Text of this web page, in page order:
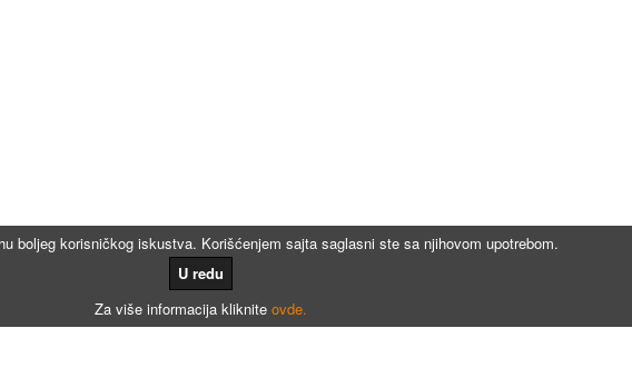
boljeg korisničkog iskustva. Korišćenjem sajta saglasni ste sa njihovom upotrebom.
U redu
Za više informacija kliknite ovde.
Brzi linkovi